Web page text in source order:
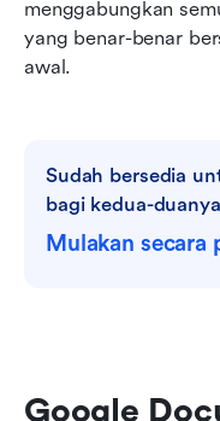
menggabungkan
yang benar-benar
awal.
Sudah bersedia
bagi kedua-
Mulakan secara
Google